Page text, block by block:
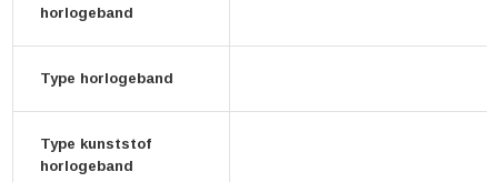
horlogeband
Type horlogeband
Type kunststof
horlogeband